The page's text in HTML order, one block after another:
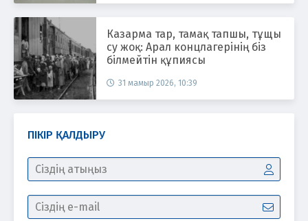
Казарма тар, тамақ тапшы, тұщы
су жоқ: Арал концлагерінің біз
білмейтін құпиясы
31 мамыр 2026, 10:39
ПІКІР ҚАЛДЫРУ